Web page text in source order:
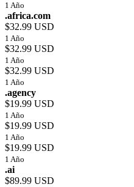
1 Año
.africa.com
$32.99 USD
1 Año
$32.99 USD
1 Año
$32.99 USD
1 Año
.agency
$19.99 USD
1 Año
$19.99 USD
1 Año
$19.99 USD
1 Año
.ai
$89.99 USD